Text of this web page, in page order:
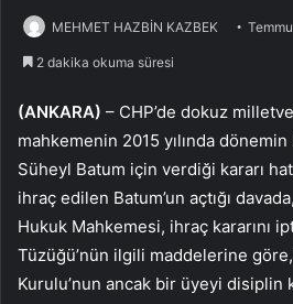
MEHMET HAZBİN KAZBEK
2 dakika okuma süresi
(ANKARA) – CHP’de dokuz
mahkemenin 2015 yılında
Süheyl Batum için verdiği kararı
ihraç edilen Batum’un açtığı
Hukuk Mahkemesi, ihraç kararını
Tüzüğü’nün ilgili maddelerine
Kurulu’nun ancak bir üyeyi disiplin